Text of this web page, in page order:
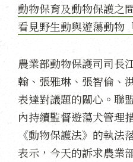
動物保育及動物保護之
看見野生動與遊蕩動物
農業部動物保護司司長
翰、張雅琳、張智倫、
表達對議題的關心。聯
內持續監督遊蕩犬管理
《動物保護法》的執法
表示，今天的訴求農業